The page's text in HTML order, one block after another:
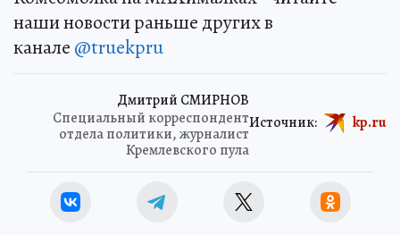
наши новости раньше других в
канале @truekpru
Дмитрий СМИРНОВ
Специальный корреспондент
отдела политики, журналист
Кремлевского пула
Источник: kp.ru